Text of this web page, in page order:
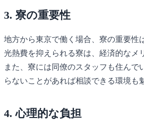
3. 寮の重要性
地方から東京で働く場合、寮の重要性
光熱費を抑えられる寮は、経済的なメ
また、寮には同僚のスタッフも住んで
らないことがあれば相談できる環境も
4. 心理的な負担